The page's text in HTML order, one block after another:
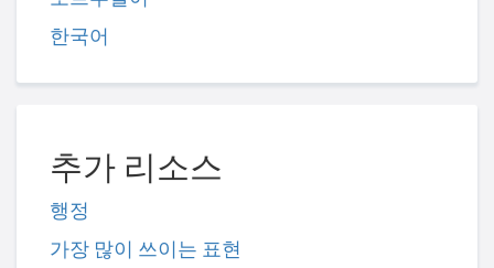
한국어
추가 리소스
행정
가장 많이 쓰이는 표현